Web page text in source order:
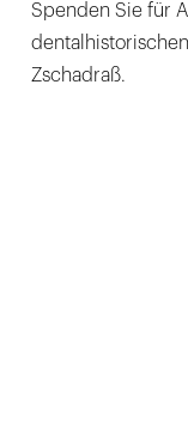
Spenden Sie für
Zschadraß.